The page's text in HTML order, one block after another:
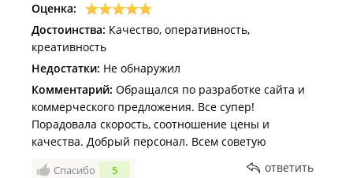
Оценка:
Достоинства: Качество, оперативность,
креативность
Недостатки: Не обнаружил
Комментарий: Обращался по разработке сайта и
коммерческого предложения. Все супер!
Порадовала скорость, соотношение цены и
качества. Добрый персонал. Всем советую
Спасибо 5 ответить